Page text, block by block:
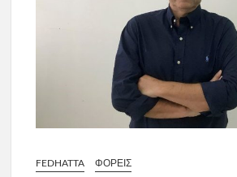
FEDHATTA ΦΟΡΕΙΣ